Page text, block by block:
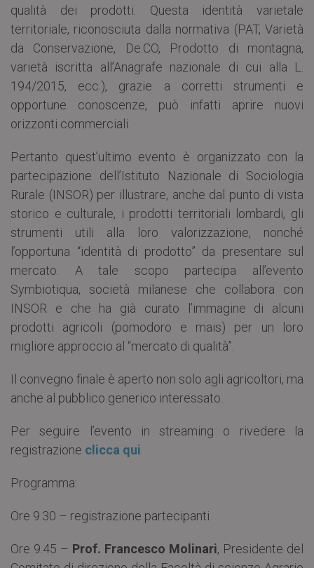
qualità dei prodotti. Questa identità varietale
territoriale, riconosciuta dalla normativa (PAT, Varietà
da Conservazione, De.CO, Prodotto di montagna,
varietà iscritta all’Anagrafe nazionale di cui alla L.
194/2015, ecc.), grazie a corretti strumenti e
opportune conoscenze, può infatti aprire nuovi
orizzonti commerciali.
Pertanto quest’ultimo evento è organizzato con la
partecipazione dell’Istituto Nazionale di Sociologia
Rurale (INSOR) per illustrare, anche dal punto di vista
storico e culturale, i prodotti territoriali lombardi, gli
strumenti utili alla loro valorizzazione, nonché
l’opportuna “identità di prodotto” da presentare sul
mercato. A tale scopo partecipa all’evento
Symbiotiqua, società milanese che collabora con
INSOR e che ha già curato l’immagine di alcuni
prodotti agricoli (pomodoro e mais) per un loro
migliore approccio al “mercato di qualità”.
Il convegno finale è aperto non solo agli agricoltori, ma
anche al pubblico generico interessato.
Per seguire l’evento in streaming o rivedere la
registrazione clicca qui.
Programma:
Ore 9.30 – registrazione partecipanti
Ore 9.45 – Prof. Francesco Molinari, Presidente del